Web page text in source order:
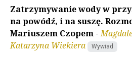
Zatrzymywanie wody w
na powódź, i na suszę.
Mariuszem Czopem -
Katarzyna Wiekiera
Wywiad